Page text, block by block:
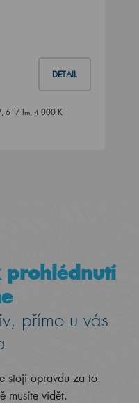
DETAIL
617 lm, 4 000 K
přímo u vás
stojí opravdu za to.
musíte vidět.